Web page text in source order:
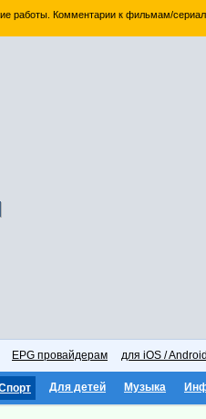
работы. Комментарии к фильмам/
EPG провайдерам для iOS /
Для детей Музыка